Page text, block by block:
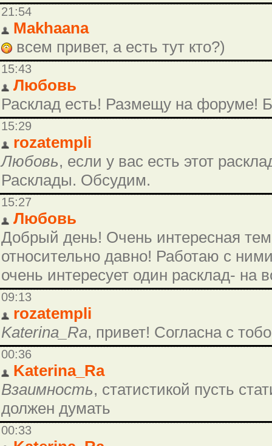
21:54
Makhaana
всем привет, а есть тут кто?)
15:43
Любовь
Расклад есть! Размещу на форуме!
15:29
rozatempli
Любовь, если у вас есть этот
Расклады. Обсудим.
15:27
Любовь
Добрый день! Очень интересная
относительно давно! Работаю с
очень интересует один расклад- на
09:13
rozatempli
Katerina_Ra, привет! Согласна с
00:36
Katerina_Ra
Взаимность, статистикой пусть
должен думать
00:33